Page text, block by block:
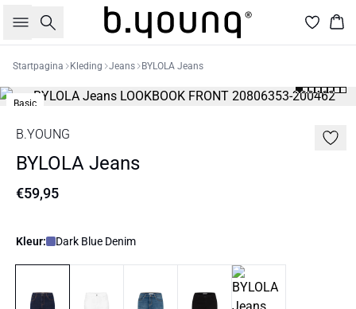
Zoeken
Startpagina Kleding Jeans BYLOLA Jeans
Basic
B.YOUNG
BYLOLA Jeans
€59,95
Kleur: Dark Blue Denim